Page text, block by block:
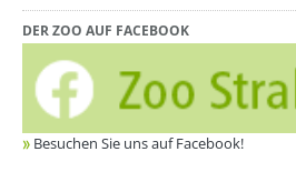
DER ZOO AUF FACEBOOK
Besuchen Sie uns auf Facebook!